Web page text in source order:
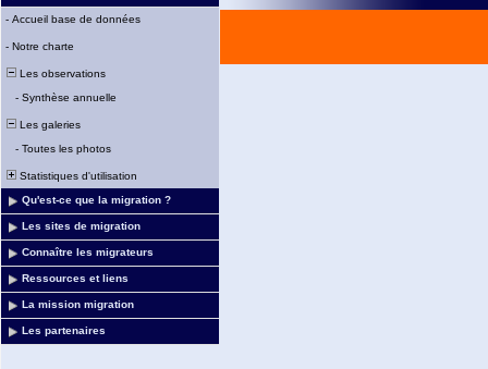
- Accueil base de données
- Notre charte
Les observations
- Synthèse annuelle
Les galeries
- Toutes les photos
Statistiques d'utilisation
Qu'est-ce que la migration ?
Les sites de migration
Connaître les migrateurs
Ressources et liens
La mission migration
Les partenaires